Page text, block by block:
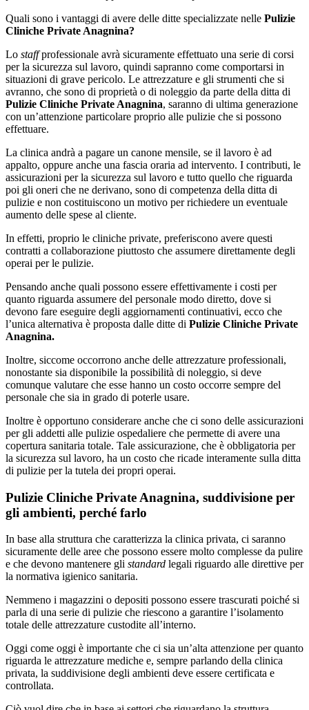
Quali sono i vantaggi di avere delle ditte specializzate nelle Pulizie
Cliniche Private Anagnina?
Lo staffprofessionale avrà sicuramente effettuato una serie di corsi
per la sicurezza sul lavoro, quindi sapranno come comportarsi in
situazioni di grave pericolo. Le attrezzature e gli strumenti che si
avranno, che sono di proprietà o di noleggio da parte della ditta di
Pulizie Cliniche Private Anagnina, saranno di ultima generazione
con un’attenzione particolare proprio alle pulizie che si possono
effettuare.
La clinica andrà a pagare un canone mensile, se il lavoro è ad
appalto, oppure anche una fascia oraria ad intervento. I contributi, le
assicurazioni per la sicurezza sul lavoro e tutto quello che riguarda
poi gli oneri che ne derivano, sono di competenza della ditta di
pulizie e non costituiscono un motivo per richiedere un eventuale
aumento delle spese al cliente.
In effetti, proprio le cliniche private, preferiscono avere questi
contratti a collaborazione piuttosto che assumere direttamente degli
operai per le pulizie.
Pensando anche quali possono essere effettivamente i costi per
quanto riguarda assumere del personale modo diretto, dove si
devono fare eseguire degli aggiornamenti continuativi, ecco che
l’unica alternativa è proposta dalle ditte di Pulizie Cliniche Private
Anagnina.
Inoltre, siccome occorrono anche delle attrezzature professionali,
nonostante sia disponibile la possibilità di noleggio, si deve
comunque valutare che esse hanno un costo occorre sempre del
personale che sia in grado di poterle usare.
Inoltre è opportuno considerare anche che ci sono delle assicurazioni
per gli addetti alle pulizie ospedaliere che permette di avere una
copertura sanitaria totale. Tale assicurazione, che è obbligatoria per
la sicurezza sul lavoro, ha un costo che ricade interamente sulla ditta
di pulizie per la tutela dei propri operai.
Pulizie Cliniche Private Anagnina, suddivisione per
gli ambienti, perché farlo
In base alla struttura che caratterizza la clinica privata, ci saranno
sicuramente delle aree che possono essere molto complesse da pulire
e che devono mantenere gli standard legali riguardo alle direttive per
la normativa igienico sanitaria.
Nemmeno i magazzini o depositi possono essere trascurati poiché si
parla di una serie di pulizie che riescono a garantire l’isolamento
totale delle attrezzature custodite all’interno.
Oggi come oggi è importante che ci sia un’alta attenzione per quanto
riguarda le attrezzature mediche e, sempre parlando della clinica
privata, la suddivisione degli ambienti deve essere certificata e
controllata.